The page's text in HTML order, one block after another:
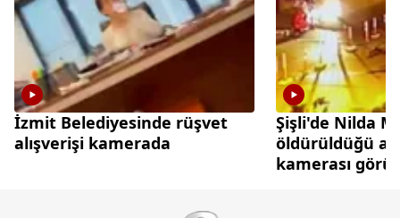
İzmit Belediyesinde rüşvet
alışverişi kamerada
Şişli'de Nilda
öldürüldüğü
kamerası